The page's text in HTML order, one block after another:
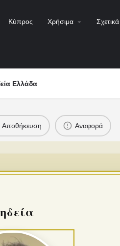
Κύπρος Χρήσιμα
Ελλάδα
Αποθήκευση Αναφορά